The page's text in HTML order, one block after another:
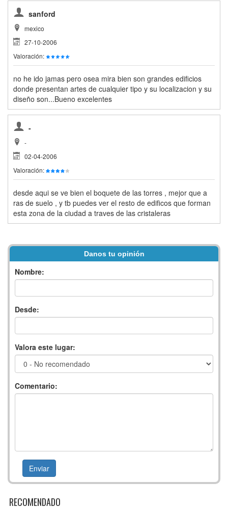
sanford
mexico
27-10-2006
Valoración:
no he ido jamas pero osea mira bien son grandes edificios
donde presentan artes de cualquier tipo y su localizacion y su
diseño son...Bueno excelentes
-
-
02-04-2006
Valoración:
desde aqui se ve bien el boquete de las torres , mejor que a
ras de suelo , y tb puedes ver el resto de edificos que forman
esta zona de la ciudad a traves de las cristaleras
Danos tu opinión
Nombre:
Desde:
Valora este lugar:
Comentario:
RECOMENDADO